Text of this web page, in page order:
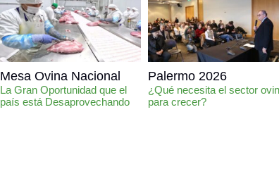
Mesa Ovina Nacional
La Gran Oportunidad que el
país está Desaprovechando
Palermo 2026
¿Qué necesita el sector
para crecer?